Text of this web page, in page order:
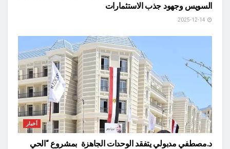
السويس وجهود جذب الاستثمارات
أخبار
د.مصطفي مدبولي يتفقد الوحدات الجاهزة بمشروع “الحي